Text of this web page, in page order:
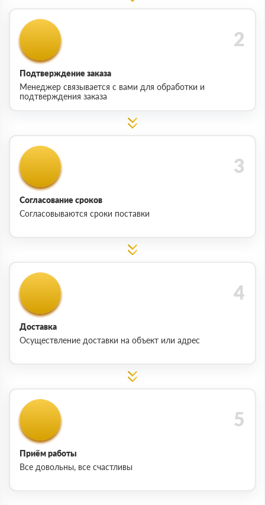
Подтверждение заказа
Менеджер связывается с вами для обработки и
подтверждения заказа
Согласование сроков
Согласовываются сроки поставки
Доставка
Осуществление доставки на объект или адрес
Приём работы
Все довольны, все счастливы